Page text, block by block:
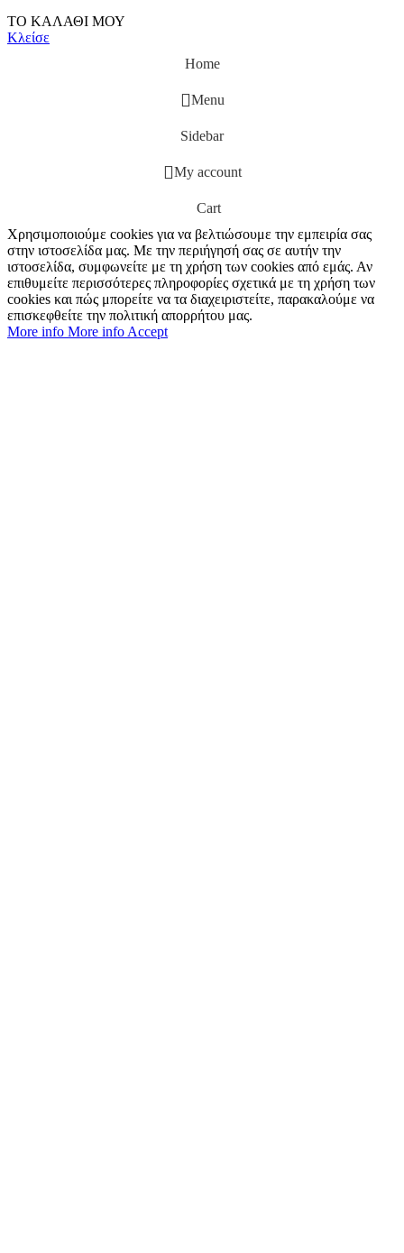
ΤΟ ΚΑΛΑΘΙ ΜΟΥ
Κλείσε
Home
Menu
Sidebar
My account
Cart
Χρησιμοποιούμε cookies για να βελτιώσουμε την εμπειρία σας
στην ιστοσελίδα μας. Με την περιήγησή σας σε αυτήν την
ιστοσελίδα, συμφωνείτε με τη χρήση των cookies από εμάς. Αν
επιθυμείτε περισσότερες πληροφορίες σχετικά με τη χρήση των
cookies και πώς μπορείτε να τα διαχειριστείτε, παρακαλούμε να
επισκεφθείτε την πολιτική απορρήτου μας.
More info More info Accept